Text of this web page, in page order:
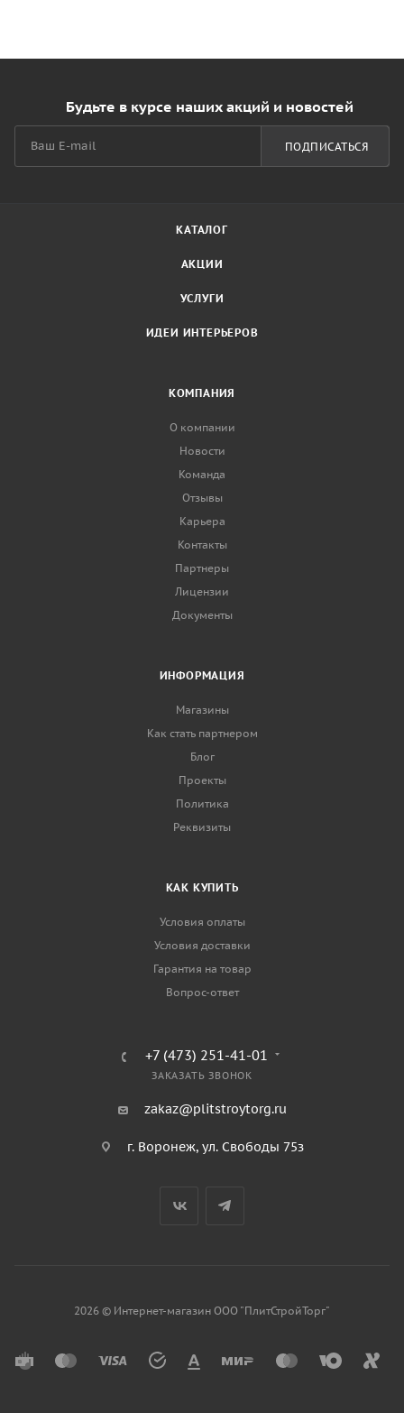
Будьте в курсе наших акций и новостей
ПОДПИСАТЬСЯ
КАТАЛОГ
АКЦИИ
УСЛУГИ
ИДЕИ ИНТЕРЬЕРОВ
КОМПАНИЯ
О компании
Новости
Команда
Отзывы
Карьера
Контакты
Партнеры
Лицензии
Документы
ИНФОРМАЦИЯ
Магазины
Как стать партнером
Блог
Проекты
Политика
Реквизиты
КАК КУПИТЬ
Условия оплаты
Условия доставки
Гарантия на товар
Вопрос-ответ
+7 (473) 251-41-01
ЗАКАЗАТЬ ЗВОНОК
zakaz@plitstroytorg.ru
г. Воронеж, ул. Свободы 75з
2026 © Интернет-магазин ООО "ПлитСтройТорг"